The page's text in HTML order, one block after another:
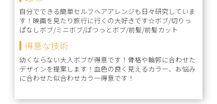
自分でできる簡単セルフヘアアレンジも日々研究していま
す！映画を見たり旅行に行くの大好きです☆ボブ/切りっ
ぱなしボブ/ミニボブ/ぱつっとボブ/前髪/前髪カット
得意な技術
幼くならない大人ボブが得意です！骨格や輪郭に合わせた
デザインを提案します！血色の良く見えるカラー、お悩み
に合わせた似合わせカラー得意です！